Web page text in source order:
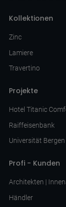
Kollektionen
Zinc
Lamiere
Travertino
Projekte
Hotel Titanic
Raiffeisenbank
Universität Bergen
Profi - Kunden
Architekten |
Händler